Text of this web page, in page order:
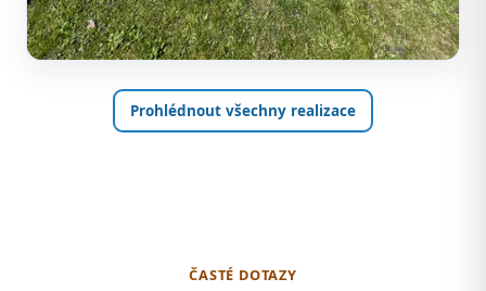
Prohlédnout všechny realizace
ČASTÉ DOTAZY